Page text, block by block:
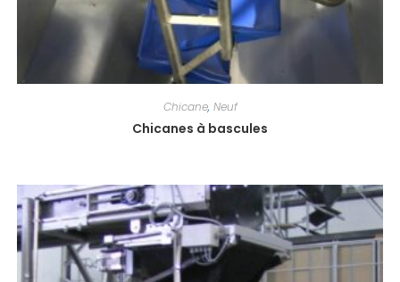
Chicane, Neuf
Chicanes à bascules